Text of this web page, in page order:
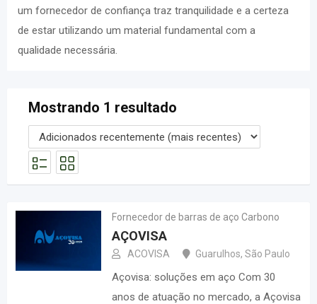
um fornecedor de confiança traz tranquilidade e a certeza
de estar utilizando um material fundamental com a
qualidade necessária.
Mostrando 1 resultado
Fornecedor de barras de aço Carbono
AÇOVISA
ACOVISA Guarulhos, São Paulo
Açovisa: soluções em aço Com 30
anos de atuação no mercado, a Açovisa